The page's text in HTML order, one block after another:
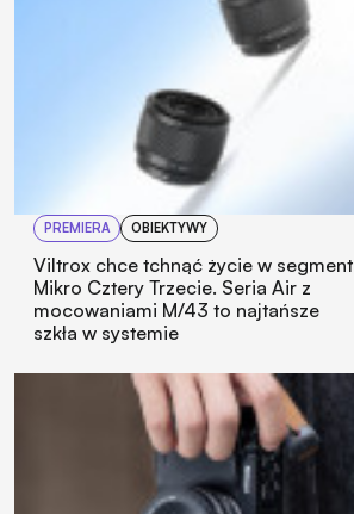
PREMIERA OBIEKTYWY
Viltrox chce tchnąć życie w segment
Mikro Cztery Trzecie. Seria Air z
mocowaniami M/43 to najtańsze
szkła w systemie